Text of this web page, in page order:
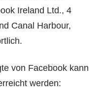
Ireland Ltd., 4
Canal Harbour,
von Facebook kann
werden: